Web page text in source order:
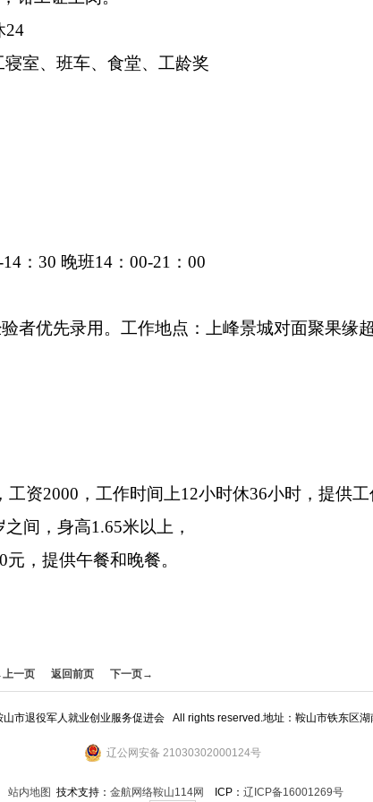
24
室、班车、食堂、工龄奖
：30 晚班14：00-21：00
者优先录用。工作地点：上峰景城对面聚果缘
资2000，工作时间上12小时休36小时，提供
间，身高1.65米以上，
元，提供午餐和晚餐。
一页 返回前页 下一页→
市退役军人就业创业服务促进会 All rights reserved.地址：鞍山市铁东区
辽公网安备 21030302000124号
站内地图 技术支持： 金航网络鞍山114网 ICP： 辽ICP备16001269号